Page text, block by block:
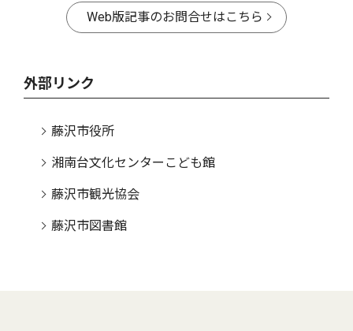
Web版記事のお問合せはこちら
外部リンク
藤沢市役所
湘南台文化センターこども館
藤沢市観光協会
藤沢市図書館